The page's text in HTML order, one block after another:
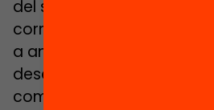
del seu enfocament
correctiu), durada (des
a anys), etapa educativa
desenvolupen, àmbit
comunitari o judicial),